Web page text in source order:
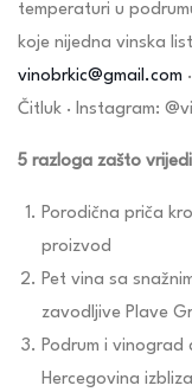
temperaturi u
koje nijedna vinska
vinobrkic@gmail.com
Čitluk · Instagram:
5 razloga zašto
Porodična priča
proizvod
Pet vina sa
zavodljive Plave
Podrum i vinograd
Hercegovina izbliza